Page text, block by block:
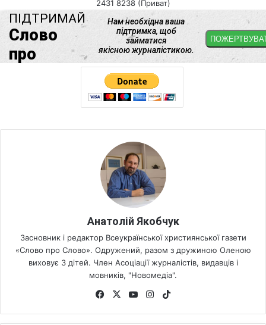
2431 8238 (Приват)
Анатолій Якобчук
Засновник і редактор Всеукраїнської християнської газети
«Слово про Слово». Одружений, разом з дружиною Оленою
виховує 3 дітей. Член Асоціації журналістів, видавців і
мовників, "Новомедіа".
Fa
bo
X
Yo
ub
Ins
ra
k